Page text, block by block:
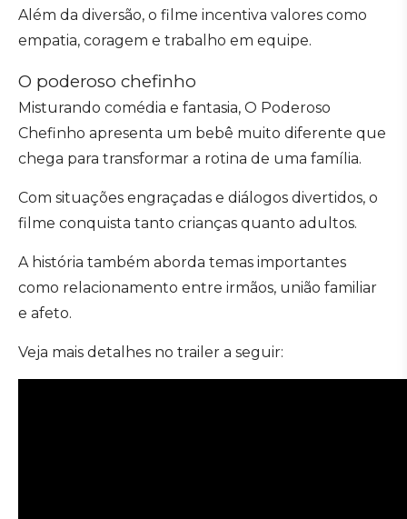
Além da diversão, o filme incentiva valores como
empatia, coragem e trabalho em equipe.
O poderoso chefinho
Misturando comédia e fantasia, O Poderoso
Chefinho apresenta um bebê muito diferente que
chega para transformar a rotina de uma família.
Com situações engraçadas e diálogos divertidos, o
filme conquista tanto crianças quanto adultos.
A história também aborda temas importantes
como relacionamento entre irmãos, união familiar
e afeto.
Veja mais detalhes no trailer a seguir: